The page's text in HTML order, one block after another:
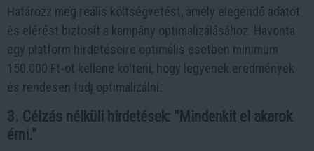
Határozz meg reális költségvetést, amely elegendő adatot
és elérést biztosít a kampány optimalizálásához. Havonta
egy platform hirdetéseire optimális esetben minimum
150.000 Ft-ot kellene költeni, hogy legyenek eredmények
és rendesen tudj optimalizálni.
3. Célzás nélküli hirdetések: "Mindenkit el akarok
érni."